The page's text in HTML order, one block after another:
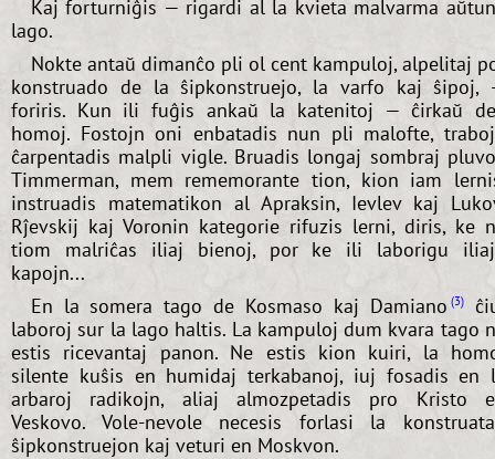
Kaj forturniĝis — rigardi al la kvieta malvarma
lago.
Nokte antaŭ dimanĉo pli ol cent kampuloj, alpelitaj
konstruado de la ŝipkonstruejo, la varfo kaj ŝipoj,
foriris. Kun ili fuĝis ankaŭ la katenitoj — ĉirkaŭ
homoj. Fostojn oni enbatadis nun pli malofte,
ĉarpentadis malpli vigle. Bruadis longaj sombraj
Timmerman, mem rememorante tion, kion iam
instruadis matematikon al Apraksin, Ievlev kaj
Rĵevskij kaj Voronin kategorie rifuzis lerni, diris, ke
tiom malriĉas iliaj bienoj, por ke ili laborigu
kapojn...
En la somera tago de Kosmaso kaj Damiano 3
laboroj sur la lago haltis. La kampuloj dum kvara tago
estis ricevantaj panon. Ne estis kion kuiri, la
silente kuŝis en humidaj terkabanoj, iuj fosadis en
arbaroj radikojn, aliaj almozpetadis pro Kristo
Veskovo. Vole-nevole necesis forlasi la
ŝipkonstruejon kaj veturi en Moskvon.